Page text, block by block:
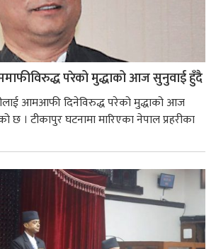
परेको मुद्धाको आज सुनुवाई हुँदै
आमआफी दिनेविरुद्ध परेको मुद्धाको आज
छ । टीकापुर घटनामा मारिएका नेपाल प्रहरीका